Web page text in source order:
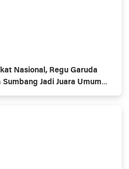
Nasional, Regu Garuda
Jadi Juara Umum